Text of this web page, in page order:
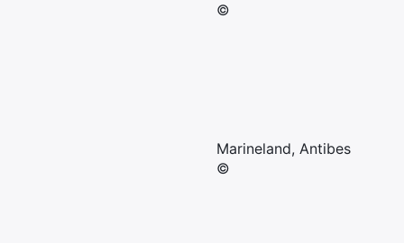
©
Marineland, Antibes
©